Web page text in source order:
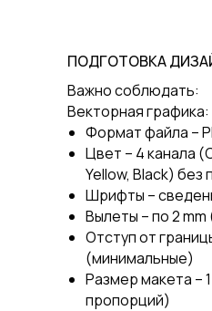
ПОДГОТОВКА
Важно соблюдать:
Векторная графика:
Формат файла –
Цвет – 4 канала
Yellow, Black) без
Шрифты –
Вылеты – по 2
Отступ от
(минимальные)
Размер макета –
пропорций)